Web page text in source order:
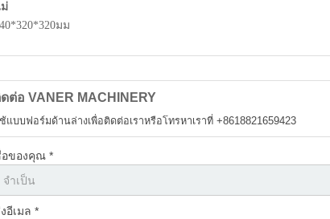
มม
ต่อ VANER MACHINERY
แบบฟอร์มด้านล่างเพื่อติดต่อเราหรือโทรหาเราที่ +8618821659423
ของคุณ *
อีเมล *